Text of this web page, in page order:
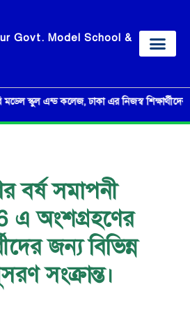
Govt. Model School &
এন্ড কলেজ, ঢাকা এর নিজস্ব শিক্ষার্থীদের
বর্ষ সমাপনী
এ অংশগ্রহণের
জন্য বিভিন্ন
সংক্রান্ত।